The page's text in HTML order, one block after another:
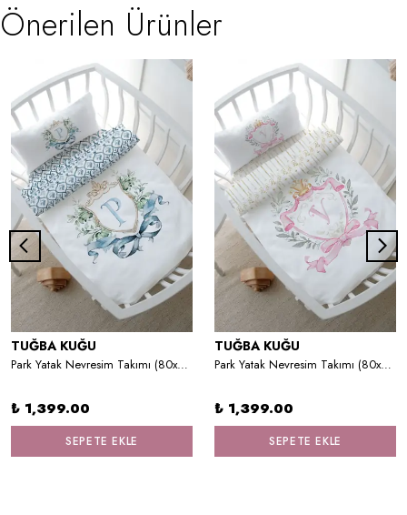
Önerilen Ürünler
TUĞBA KUĞU
Park Yatak Nevresim Takımı (80x120) - Blue Royal Series - P Harfi
₺ 1,399.00
SEPETE EKLE
TUĞBA KUĞU
Park Yatak Nevresim Takımı (80x120) - Pink Royal Series - V Harfi
₺ 1,399.00
SEPETE EKLE